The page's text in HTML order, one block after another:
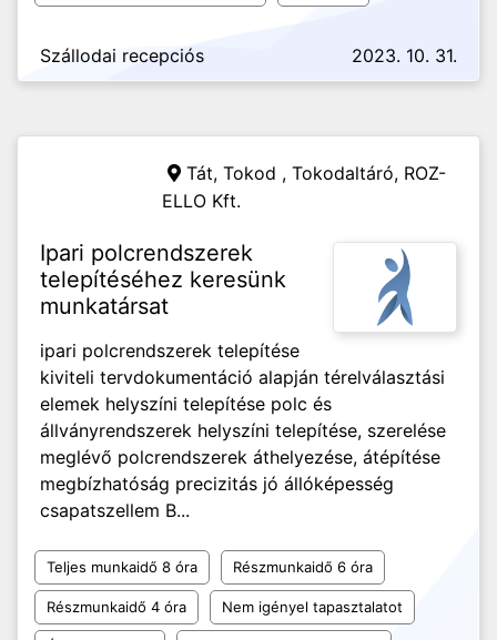
Szállodai recepciós 2023. 10. 31.
Tát, Tokod , Tokodaltáró, ROZ-
ELLO Kft.
Ipari polcrendszerek
telepítéséhez keresünk
munkatársat
ipari polcrendszerek telepítése
kiviteli tervdokumentáció alapján térelválasztási
elemek helyszíni telepítése polc és
állványrendszerek helyszíni telepítése, szerelése
meglévő polcrendszerek áthelyezése, átépítése
megbízhatóság precizitás jó állóképesség
csapatszellem B...
Teljes munkaidő 8 óra Részmunkaidő 6 óra
Részmunkaidő 4 óra Nem igényel tapasztalatot